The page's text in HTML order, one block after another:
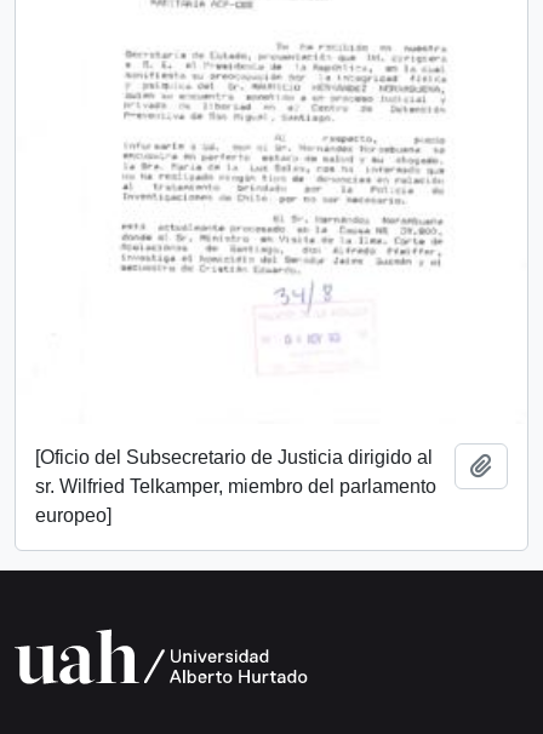
[Oficio del Subsecretario de Justicia dirigido al
sr. Wilfried Telkamper, miembro del parlamento
europeo]